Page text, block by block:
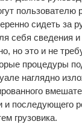
сидеть
себя сведения
но это и не
процедуры
наглядно
и последующего
грузовика.